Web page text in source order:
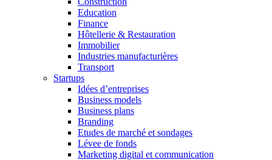
Education
Finance
Hôtellerie & Restauration
Immobilier
Industries manufacturières
Transport
Startups
Idées d’entreprises
Business models
Business plans
Branding
Etudes de marché et sondages
Lévee de fonds
Marketing digital et communication